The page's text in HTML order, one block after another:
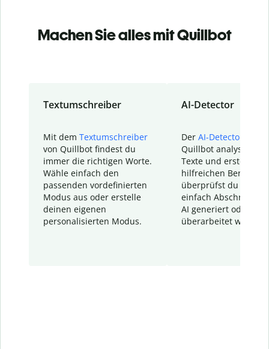
Machen Sie alles mit Quillbot
Textumschreiber
Mit dem Textumschreiber
von Quillbot findest du
immer die richtigen Worte.
Wähle einfach den
passenden vordefinierten
Modus aus oder erstelle
deinen eigenen
personalisierten Modus.
AI-Detector
Der AI-Detector
Quillbot analysiert
Texte und erstellt
hilfreichen Bericht.
überprüfst du
einfach Abschnitte,
AI generiert oder
überarbeitet wurden.